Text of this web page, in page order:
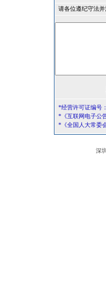
请各位遵纪守法并
*经营许可证编号
*《互联网电子公
*《全国人大常委
深圳